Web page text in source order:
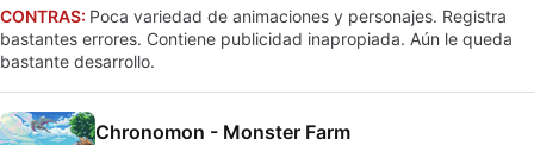
CONTRAS: Poca variedad de animaciones y personajes. Registra
bastantes errores. Contiene publicidad inapropiada. Aún le queda
bastante desarrollo.
Chronomon - Monster Farm